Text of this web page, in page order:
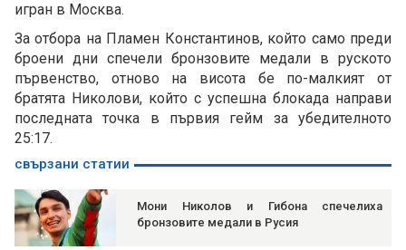
игран в Москва.
За отбора на Пламен Константинов, който само преди
броени дни спечели бронзовите медали в руското
първенство, отново на висота бе по-малкият от
братята Николови, който с успешна блокада направи
последната точка в първия гейм за убедителното
25:17.
свързани статии
Мони Николов и Гибона спечелиха
бронзовите медали в Русия